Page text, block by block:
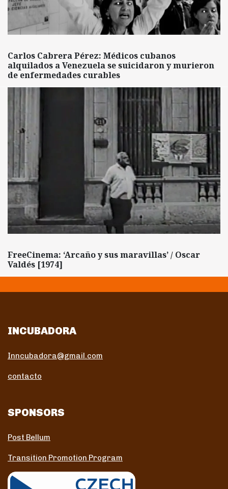
Carlos Cabrera Pérez: Médicos cubanos
alquilados a Venezuela se suicidaron y murieron
de enfermedades curables
FreeCinema: ‘Arcaño y sus maravillas’ / Oscar
Valdés [1974]
INCUBADORA
Inncubadora@gmail.com
contacto
SPONSORS
Post Bellum
Transition Promotion Program